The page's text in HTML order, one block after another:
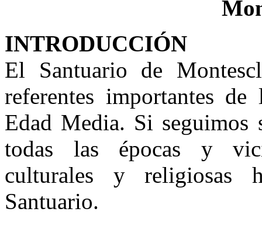
INTRODUCCIÓN
El Santuario de
referentes importantes
Edad Media. Si seguimos
todas las épocas y
culturales y religiosas
Santuario.